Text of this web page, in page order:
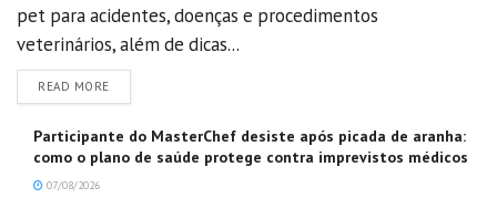
pet para acidentes, doenças e procedimentos
veterinários, além de dicas...
READ MOREDETAILS
Participante do MasterChef desiste após picada de aranha:
como o plano de saúde protege contra imprevistos médicos
07/08/2026